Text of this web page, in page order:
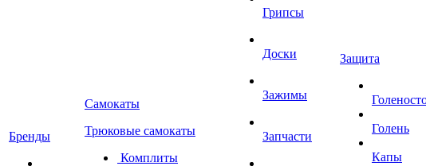
Бренды
Самокаты
Трюковые самокаты
Комплиты
Грипсы
Доски
Зажимы
Запчасти
Защита
Голень
Капы